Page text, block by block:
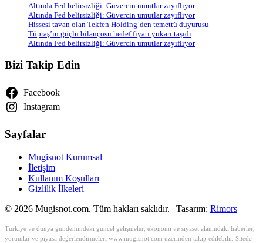
Altında Fed belirsizliği: Güvercin umutlar zayıflıyor
Altında Fed belirsizliği: Güvercin umutlar zayıflıyor
Hissesi tavan olan Tekfen Holding’den temettü duyurusu
Tüpraş’ın güçlü bilançosu hedef fiyatı yukarı taşıdı
Altında Fed belirsizliği: Güvercin umutlar zayıflıyor
Bizi Takip Edin
Facebook
Instagram
Sayfalar
Mugisnot Kurumsal
İletişim
Kullanım Koşulları
Gizlilik İlkeleri
© 2026 Mugisnot.com. Tüm hakları saklıdır. | Tasarım: Rimors
Türkiye ve dünya gündemindeki güncel gelişmeler, ekonomi ve siyaset alanındaki haberler,
yorumlar ve piyasa değerlendirmeleri www.mugisnot.com üzerinden takip edilebilir. Sitede